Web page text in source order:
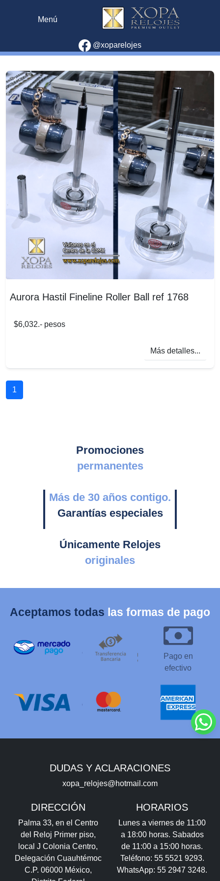
Menú
@xoparelojes
Aurora Hastil Fineline Roller Ball ref 1768
$6,032.- pesos
Más detalles...
1
Promociones
permanentes
Más de 30 años contigo.
Garantías especiales
Únicamente Relojes
originales
Aceptamos todas las formas de pago
Pago en
efectivo
DUDAS Y ACLARACIONES
xopa_relojes@hotmail.com
DIRECCIÓN
Palma 33, en el Centro
del Reloj Primer piso,
local J Colonia Centro,
Delegación Cuauhtémoc
C.P. 06000 México,
HORARIOS
Lunes a viernes de 11:00
a 18:00 horas. Sabados
de 11:00 a 15:00 horas.
Teléfono: 55 5521 9293.
WhatsApp: 55 2947 3248.